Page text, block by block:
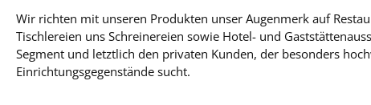
Wir richten mit unseren Produkten unser Augenmerk auf
Tischlereien uns Schreinereien sowie Hotel- und
Segment und letztlich den privaten Kunden, der besonders
Einrichtungsgegenstände sucht.